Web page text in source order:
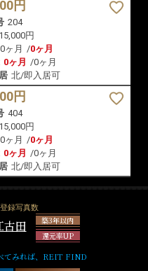
円
204
15,000円
ヶ月 /0ヶ月
0ヶ月 /0ヶ月
北/即入居可
円
404
15,000円
ヶ月 /0ヶ月
0ヶ月 /0ヶ月
北/即入居可
録写真数
古田
築3年以内
還元率UP
てみれば、REIT FIND